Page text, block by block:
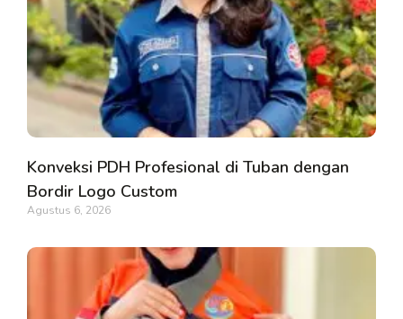
Konveksi PDH Profesional di Tuban dengan
Bordir Logo Custom
Agustus 6, 2026